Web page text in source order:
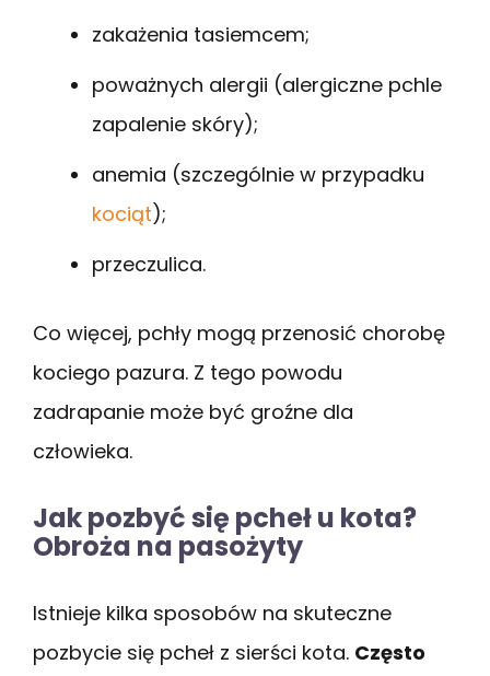
zakażenia tasiemcem;
poważnych alergii (alergiczne pchle
zapalenie skóry);
anemia (szczególnie w przypadku
kociąt);
przeczulica.
Co więcej, pchły mogą przenosić chorobę
kociego pazura. Z tego powodu
zadrapanie może być groźne dla
człowieka.
Jak pozbyć się pcheł u kota?
Obroża na pasożyty
Istnieje kilka sposobów na skuteczne
pozbycie się pcheł z sierści kota. Często